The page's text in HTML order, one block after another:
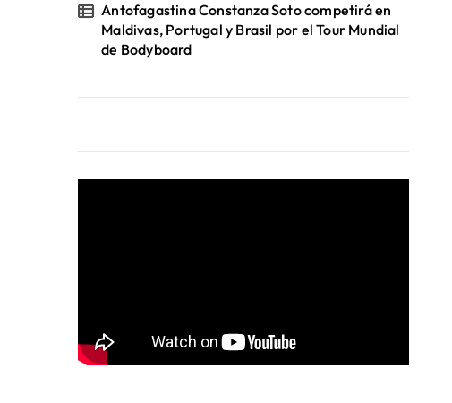
Antofagastina Constanza Soto competirá en
Maldivas, Portugal y Brasil por el Tour Mundial
de Bodyboard